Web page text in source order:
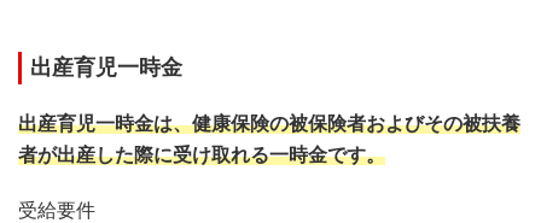
出産育児一時金
出産育児一時金は、健康保険の被保険者およびその被扶養
者が出産した際に受け取れる一時金です。
受給要件